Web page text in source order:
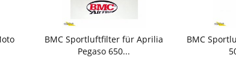
BMC Sportluftfilter für Aprilia
Pegaso 650...
BMC